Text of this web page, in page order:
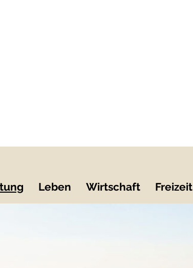
Leben Wirtschaft Freizeit